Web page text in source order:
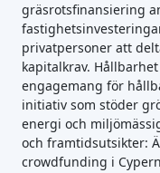
gräsrotsfinansiering
privatpersoner att
kapitalkrav.
engagemang för
initiativ som stöder
energi och
och framtidsutsikter:
crowdfunding i